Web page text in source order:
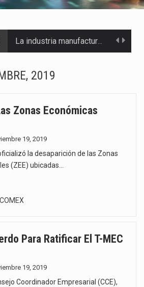
La industria manufacturera de exportación afiliada a Index en Nuevo León ha alcanzado hasta 10%…
El mercado laboral mexicano muestra un proceso de precarización sin señales de mejora, según el…
2019
Zonas Económicas
19, 2019
la desaparición de las Zonas
(ZEE) ubicadas…
Para Ratificar El T-MEC
19, 2019
Coordinador Empresarial (CCE),